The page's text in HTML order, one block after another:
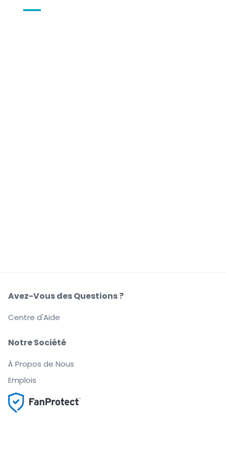
Notre Société
À Propos de Nous
Emplois
Avez-Vous des Questions ?
Centre d'Aide